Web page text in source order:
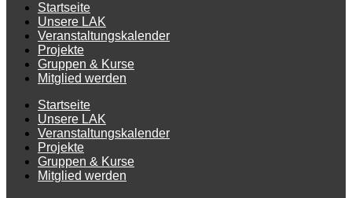
Startseite
Unsere LAK
Veranstaltungskalender
Projekte
Gruppen & Kurse
Mitglied werden
Startseite
Unsere LAK
Veranstaltungskalender
Projekte
Gruppen & Kurse
Mitglied werden